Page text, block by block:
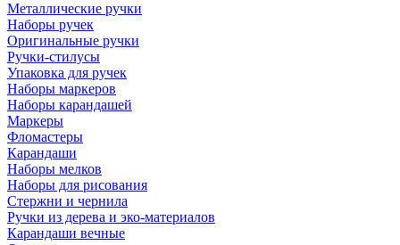
Металлические ручки
Наборы ручек
Оригинальные ручки
Ручки-стилусы
Упаковка для ручек
Наборы маркеров
Наборы карандашей
Маркеры
Фломастеры
Карандаши
Наборы мелков
Наборы для рисования
Стержни и чернила
Ручки из дерева и эко-материалов
Карандаши вечные